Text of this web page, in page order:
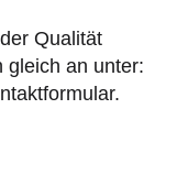
Qualität
gleich an unter: